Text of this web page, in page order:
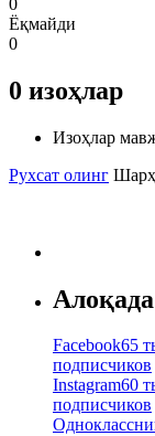
Ёқмайди
0
0 изоҳлар
Изоҳлар
Рухсат олинг
Facebook65
подписчиков
Instagram60
подписчиков